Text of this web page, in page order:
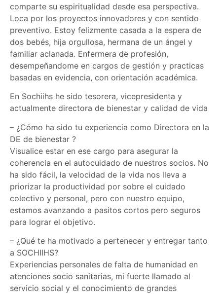
comparte su espiritualidad desde esa perspectiva.
Loca por los proyectos innovadores y con sentido
preventivo. Estoy felizmente casada a la espera de
dos bebés, hija orgullosa, hermana de un ángel y
familiar aclanada. Enfermera de profesión,
desempeñandome en cargos de gestión y practicas
basadas en evidencia, con orientación académica.
En Sochiihs he sido tesorera, vicepresidenta y
actualmente directora de bienestar y calidad de vida
– ¿Cómo ha sido tu experiencia como Directora en la
DE de bienestar ?
Visualice estar en ese cargo para asegurar la
coherencia en el autocuidado de nuestros socios. No
ha sido fácil, la velocidad de la vida nos lleva a
priorizar la productividad por sobre el cuidado
colectivo y personal, pero con nuestro equipo,
estamos avanzando a pasitos cortos pero seguros
para lograr el objetivo.
– ⁠¿Qué te ha motivado a pertenecer y entregar tanto
a SOCHIIHS?
Experiencias personales de falta de humanidad en
atenciones socio sanitarias, mi fuerte llamado al
servicio social y el conocimiento de grandes